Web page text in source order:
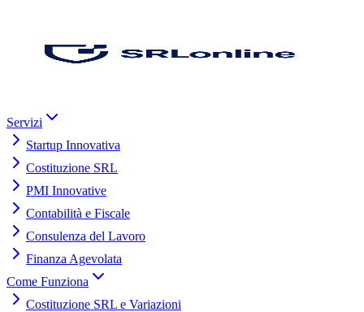
Servizi
Startup Innovativa
Costituzione SRL
PMI Innovative
Contabilità e Fiscale
Consulenza del Lavoro
Finanza Agevolata
Come Funziona
Costituzione SRL e Variazioni